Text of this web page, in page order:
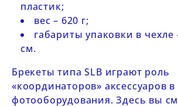
пластик;
вес – 620 г;
габариты упаковки в чехле
см.
Брекеты типа SLB играют роль
«координаторов» аксессуаров в
фотооборудования. Здесь вы